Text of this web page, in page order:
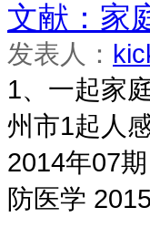
文献：家
发表人：
1、一起家
州市1起人
2014年07
防医学